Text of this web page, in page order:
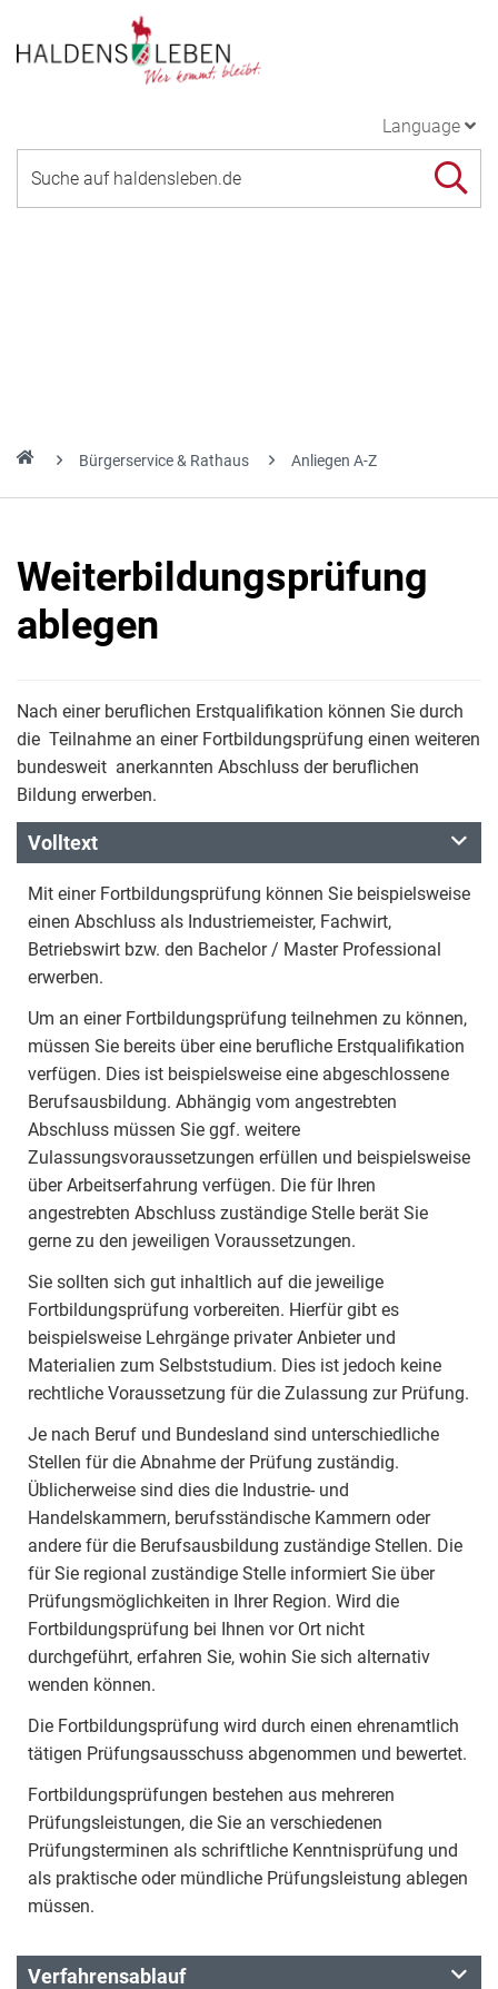
Language
Bürgerservice & Rathaus Anliegen A-Z
Weiterbildungsprüfung
ablegen
Nach einer beruflichen Erstqualifikation können Sie durch
die Teilnahme an einer Fortbildungsprüfung einen weiteren
bundesweit anerkannten Abschluss der beruflichen
Bildung erwerben.
Volltext
Mit einer Fortbildungsprüfung können Sie beispielsweise
einen Abschluss als Industriemeister, Fachwirt,
Betriebswirt bzw. den Bachelor / Master Professional
erwerben.
Um an einer Fortbildungsprüfung teilnehmen zu können,
müssen Sie bereits über eine berufliche Erstqualifikation
verfügen. Dies ist beispielsweise eine abgeschlossene
Berufsausbildung. Abhängig vom angestrebten
Abschluss müssen Sie ggf. weitere
Zulassungsvoraussetzungen erfüllen und beispielsweise
über Arbeitserfahrung verfügen. Die für Ihren
angestrebten Abschluss zuständige Stelle berät Sie
gerne zu den jeweiligen Voraussetzungen.
Sie sollten sich gut inhaltlich auf die jeweilige
Fortbildungsprüfung vorbereiten. Hierfür gibt es
beispielsweise Lehrgänge privater Anbieter und
Materialien zum Selbststudium. Dies ist jedoch keine
rechtliche Voraussetzung für die Zulassung zur Prüfung.
Je nach Beruf und Bundesland sind unterschiedliche
Stellen für die Abnahme der Prüfung zuständig.
Üblicherweise sind dies die Industrie- und
Handelskammern, berufsständische Kammern oder
andere für die Berufsausbildung zuständige Stellen. Die
für Sie regional zuständige Stelle informiert Sie über
Prüfungsmöglichkeiten in Ihrer Region. Wird die
Fortbildungsprüfung bei Ihnen vor Ort nicht
durchgeführt, erfahren Sie, wohin Sie sich alternativ
wenden können.
Die Fortbildungsprüfung wird durch einen ehrenamtlich
tätigen Prüfungsausschuss abgenommen und bewertet.
Fortbildungsprüfungen bestehen aus mehreren
Prüfungsleistungen, die Sie an verschiedenen
Prüfungsterminen als schriftliche Kenntnisprüfung und
als praktische oder mündliche Prüfungsleistung ablegen
müssen.
Verfahrensablauf